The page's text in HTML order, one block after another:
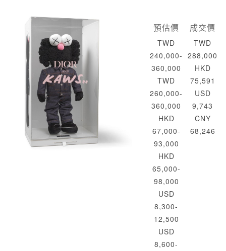
預估價
TWD
240,000-
360,000
TWD
260,000-
360,000
HKD
67,000-
93,000
HKD
65,000-
98,000
USD
8,300-
12,500
USD
8,600-
成交價
TWD
288,000
HKD
75,591
USD
9,743
CNY
68,246